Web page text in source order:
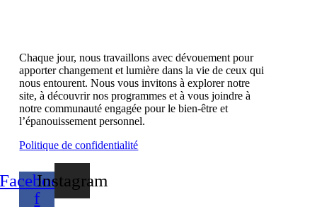
Chaque jour, nous travaillons avec dévouement pour
apporter changement et lumière dans la vie de ceux qui
nous entourent. Nous vous invitons à explorer notre
site, à découvrir nos programmes et à vous joindre à
notre communauté engagée pour le bien-être et
l’épanouissement personnel.
Politique de confidentialité
f
Instagram